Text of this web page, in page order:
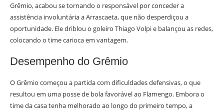
Grêmio, acabou se tornando o responsável por conceder a
assistência involuntária a Arrascaeta, que não desperdiçou a
oportunidade. Ele driblou o goleiro Thiago Volpi e balançou as redes,
colocando o time carioca em vantagem.
Desempenho do Grêmio
O Grêmio começou a partida com dificuldades defensivas, o que
resultou em uma posse de bola favorável ao Flamengo. Embora o
time da casa tenha melhorado ao longo do primeiro tempo, a